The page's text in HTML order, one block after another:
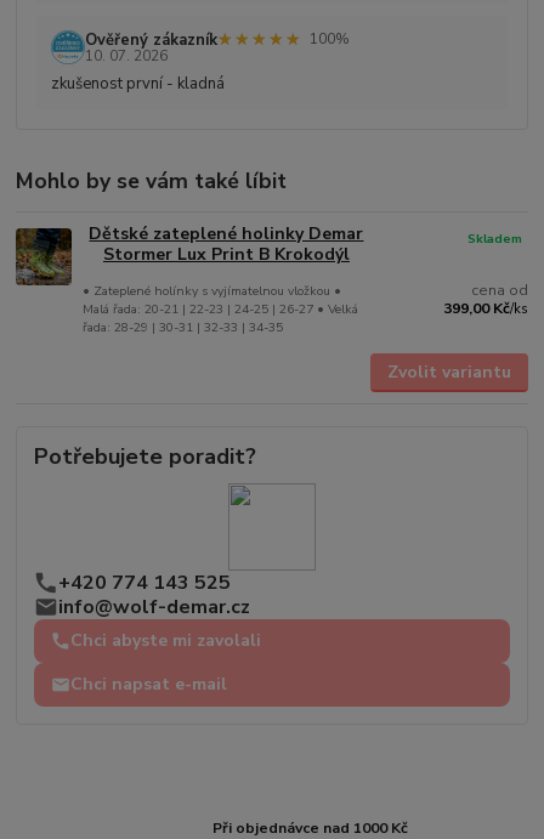
Ověřený zákazník★★★★★
★★★★★
100%
10. 07. 2026
zkušenost první - kladná
Mohlo by se vám také líbit
Dětské zateplené holinky Demar
Stormer Lux Print B Krokodýl
• Zateplené holínky s vyjímatelnou vložkou •
Malá řada: 20-21 | 22-23 | 24-25 | 26-27 • Velká
řada: 28-29 | 30-31 | 32-33 | 34-35
cena od
399,00 Kč/ks
Skladem
Zvolit variantu
Potřebujete poradit?
+420 774 143 525
info@wolf-demar.cz
Chci abyste mi zavolali
Chci napsat e-mail
Při objednávce nad 1000 Kč